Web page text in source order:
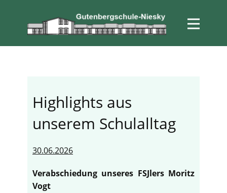
Highlights aus
unserem Schulalltag
30.06.2026
Verabschiedung unseres FSJlers Moritz
Vogt